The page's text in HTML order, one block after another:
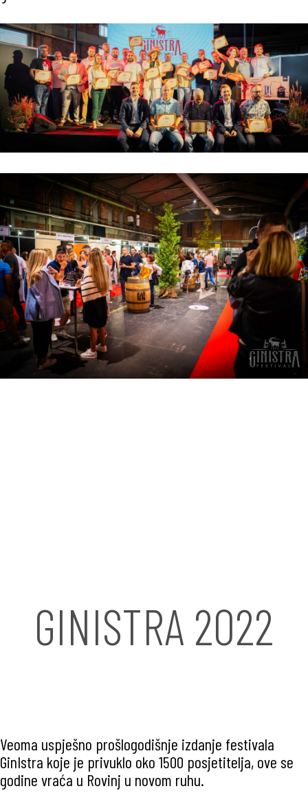
GINISTRA 2022
Veoma uspješno prošlogodišnje izdanje festivala
GinIstra koje je privuklo oko 1500 posjetitelja, ove se
godine vraća u Rovinj u novom ruhu.